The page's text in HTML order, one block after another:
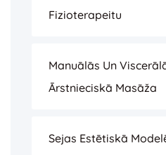
Fizioterapeitu
Manuālās Un
Ārstnieciskā Masāža
Sejas Estētiskā